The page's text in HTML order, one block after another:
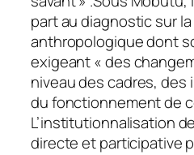
part au diagnostic sur
anthropologique dont
exigeant « des
niveau des cadres,
du fonctionnement de
L’institutionnalisation
directe et participative